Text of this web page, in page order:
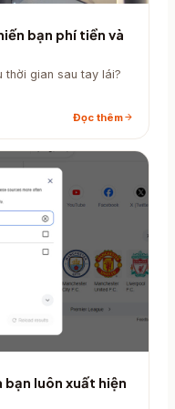
bạn phí tiền và
thời gian sau tay lái?
Đọc thêmarrow_forward
luôn xuất hiện